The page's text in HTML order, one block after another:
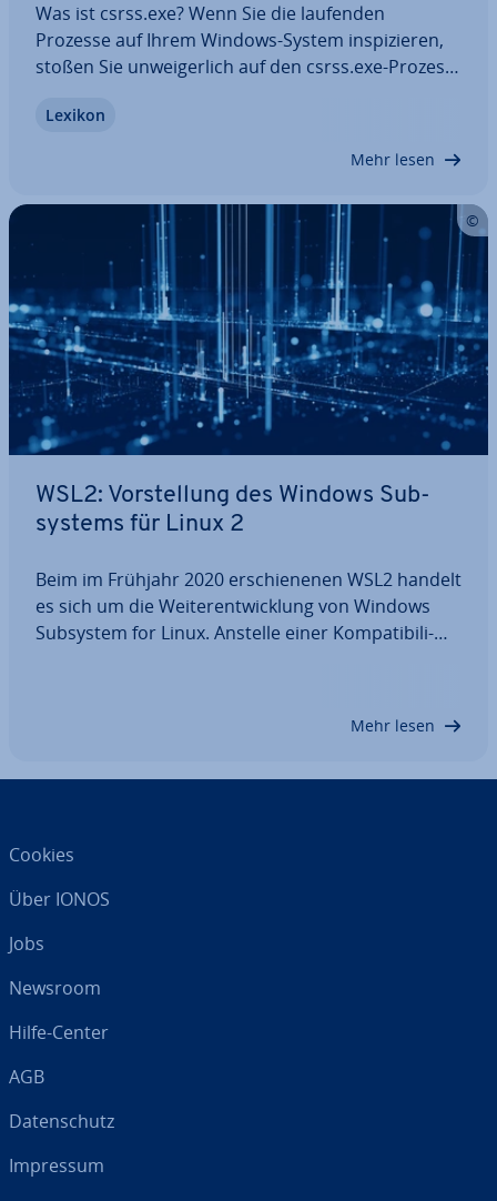
Was ist csrss.exe? Wenn Sie die laufenden
Prozesse auf Ihrem Windows-System in­spi­zie­ren,
stoßen Sie un­wei­ger­lich auf den csrss.exe-Prozess.
übernimmt wichtige Aufgaben wie das Starten von
Lexikon
Mehr lesen
WSL2: Vor­stel­lung des Windows Sub­
sys­tems für Linux 2
Beim im Frühjahr 2020 er­schie­ne­nen WSL2 handelt
es sich um die Wei­ter­ent­wick­lung von Windows
Subsystem for Linux. Anstelle einer Kom­pa­ti­bi­li­
Mehr lesen
Cookies
Über IONOS
Jobs
Newsroom
Hilfe-Center
AGB
Da­ten­schutz
Impressum